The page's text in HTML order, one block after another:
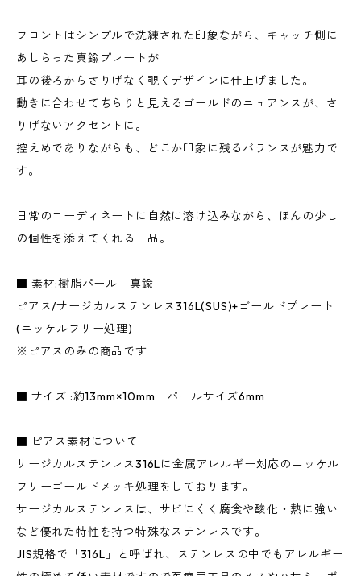
フロントはシンプルで洗練された印象ながら、キャッチ側に
あしらった真鍮プレートが
耳の後ろからさりげなく覗くデザインに仕上げました。
動きに合わせてちらりと見えるゴールドのニュアンスが、さ
りげないアクセントに。
控えめでありながらも、どこか印象に残るバランスが魅力で
す。
日常のコーディネートに自然に溶け込みながら、ほんの少し
の個性を添えてくれる一品。
■ 素材:樹脂パール 真鍮
ピアス/サージカルステンレス316L(SUS)+ゴールドプレート
(ニッケルフリー処理)
※ピアスのみの商品です
■ サイズ :約13mm×10mm パールサイズ6mm
■ ピアス素材について
サージカルステンレス316Lに金属アレルギー対応のニッケル
フリーゴールドメッキ処理をしております。
サージカルステンレスは、サビにくく腐食や酸化・熱に強い
など優れた特性を持つ特殊なステンレスです。
JIS規格で「316L」と呼ばれ、ステンレスの中でもアレルギー